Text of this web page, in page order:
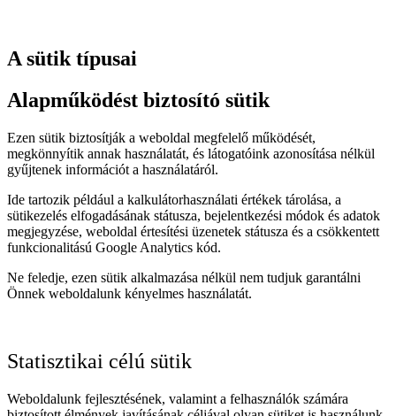
A sütik típusai
Alapműködést biztosító sütik
Ezen sütik biztosítják a weboldal megfelelő működését,
megkönnyítik annak használatát, és látogatóink azonosítása nélkül
gyűjtenek információt a használatáról.
Ide tartozik például a kalkulátorhasználati értékek tárolása, a
sütikezelés elfogadásának státusza, bejelentkezési módok és adatok
megjegyzése, weboldal értesítési üzenetek státusza és a csökkentett
funkcionalitású Google Analytics kód.
Ne feledje, ezen sütik alkalmazása nélkül nem tudjuk garantálni
Önnek weboldalunk kényelmes használatát.
Statisztikai célú sütik
Weboldalunk fejlesztésének, valamint a felhasználók számára